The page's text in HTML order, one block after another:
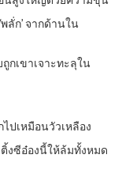
ลั่ก’ จากด้านใน
กเขาเจาะทะลุใน
ปเหมือนวัวเหลือง
งซีอ๋องนี้ให้ล้มทั้งหมด